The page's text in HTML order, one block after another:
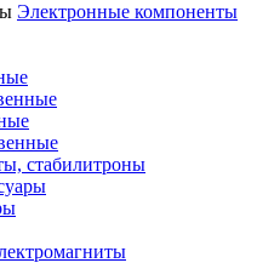
Электронные компоненты
стабилитроны